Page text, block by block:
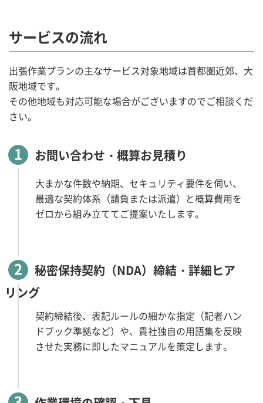
サービスの流れ
出張作業プランの主なサービス対象地域は首都圏近郊、大
阪地域です。
その他地域も対応可能な場合がございますのでご相談くだ
さい。
1 お問い合わせ・概算お見積り
大まかな件数や納期、セキュリティ要件を伺い、
最適な契約体系（請負または派遣）と概算費用を
ゼロから組み立ててご提案いたします。
2
秘密保持契約（NDA）締結・詳細ヒア
リング
契約締結後、表記ルールの細かな指定（記者ハン
ドブック準拠など）や、貴社独自の用語集を反映
させた実務に即したマニュアルを策定します。